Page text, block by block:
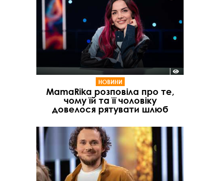
НОВИНИ
MamaRika розповіла про те,
чому їй та її чоловіку
довелося рятувати шлюб